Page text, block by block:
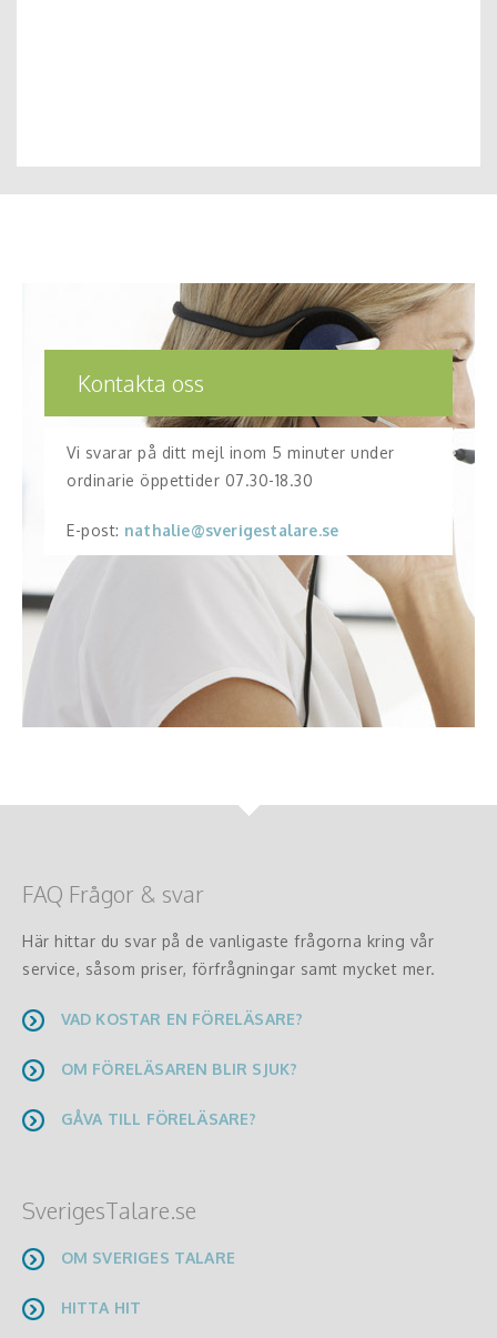
Kontakta oss
Vi svarar på ditt mejl inom 5 minuter under
ordinarie öppettider 07.30-18.30
E-post: nathalie@sverigestalare.se
FAQ Frågor & svar
Här hittar du svar på de vanligaste frågorna kring vår
service, såsom priser, förfrågningar samt mycket mer.
VAD KOSTAR EN FÖRELÄSARE?
OM FÖRELÄSAREN BLIR SJUK?
GÅVA TILL FÖRELÄSARE?
SverigesTalare.se
OM SVERIGES TALARE
HITTA HIT